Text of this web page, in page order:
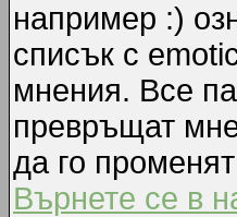
например :)
списък с
мнения. Все
превръщат
да го
Върнете се в